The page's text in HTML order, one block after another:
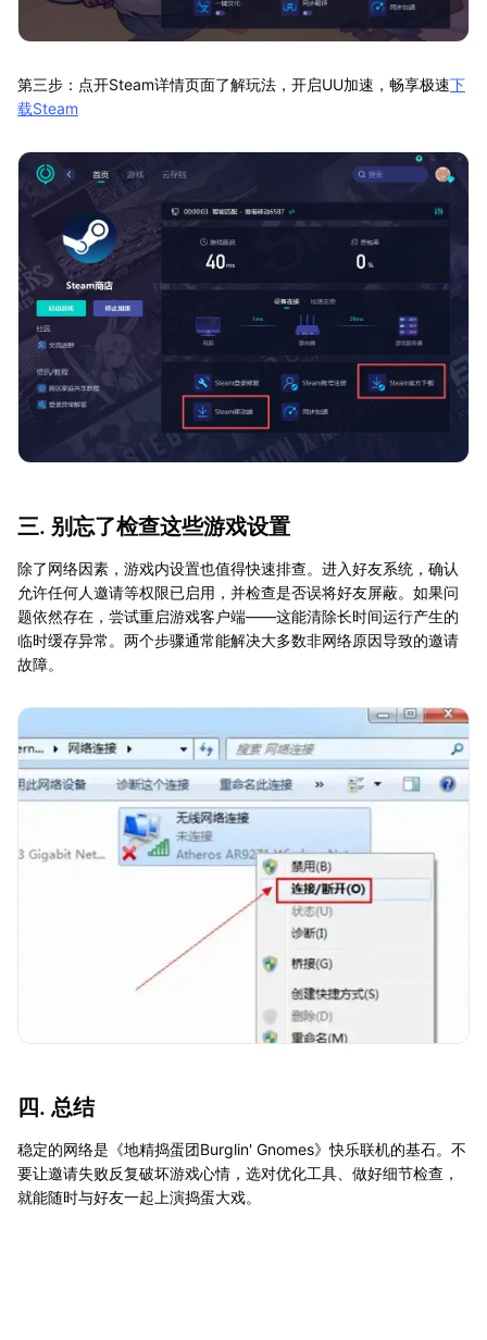
第三步：点开Steam详情页面了解玩法，开启UU加速，畅享极速下
载Steam
三. 别忘了检查这些游戏设置
除了网络因素，游戏内设置也值得快速排查。进入好友系统，确认
允许任何人邀请等权限已启用，并检查是否误将好友屏蔽。如果问
题依然存在，尝试重启游戏客户端——这能清除长时间运行产生的
临时缓存异常。两个步骤通常能解决大多数非网络原因导致的邀请
故障。
四. 总结
稳定的网络是《地精捣蛋团Burglin' Gnomes》快乐联机的基石。不
要让邀请失败反复破坏游戏心情，选对优化工具、做好细节检查，
就能随时与好友一起上演捣蛋大戏。